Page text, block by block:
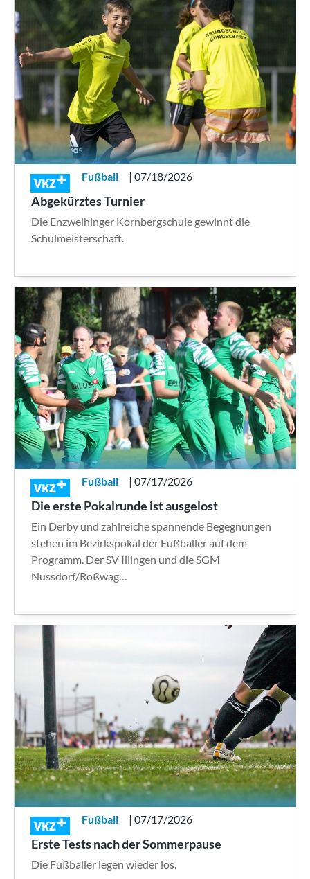
VKZ Fußball | 07/18/2026
Abgekürztes Turnier
Die Enzweihinger Kornbergschule gewinnt die
Schulmeisterschaft.
VKZ Fußball | 07/17/2026
Die erste Pokalrunde ist ausgelost
Ein Derby und zahlreiche spannende Begegnungen
stehen im Bezirkspokal der Fußballer auf dem
Programm. Der SV Illingen und die SGM
Nussdorf/Roßwag…
VKZ Fußball | 07/17/2026
Erste Tests nach der Sommerpause
Die Fußballer legen wieder los.